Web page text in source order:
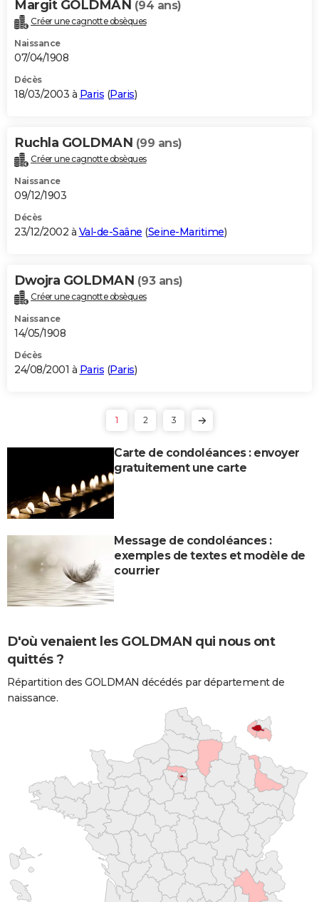
Margit GOLDMAN (94 ans)
Créer une cagnotte obsèques
Naissance
07/04/1908
Décès
18/03/2003 à Paris (Paris)
Ruchla GOLDMAN (99 ans)
Créer une cagnotte obsèques
Naissance
09/12/1903
Décès
23/12/2002 à Val-de-Saâne (Seine-Maritime)
Dwojra GOLDMAN (93 ans)
Créer une cagnotte obsèques
Naissance
14/05/1908
Décès
24/08/2001 à Paris (Paris)
1 2 3
Carte de condoléances : envoyer
gratuitement une carte
Message de condoléances :
exemples de textes et modèle de
courrier
D'où venaient les GOLDMAN qui nous ont
quittés ?
Répartition des GOLDMAN décédés par département de
naissance.